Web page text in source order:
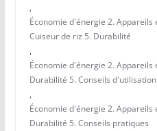
,
Économie d'énergie 2.
Cuiseur de riz 5. Durabilité
,
Économie d'énergie 2.
Durabilité 5. Conseils d'utilisation
,
Économie d'énergie 2.
Durabilité 5. Conseils pratiques